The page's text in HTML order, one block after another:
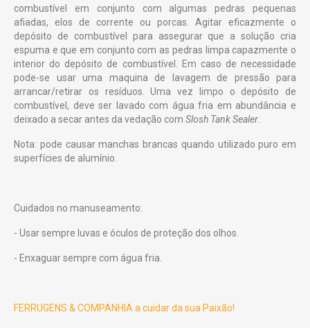
combustível em conjunto com algumas pedras pequenas
afiadas, elos de corrente ou porcas. Agitar eficazmente o
depósito de combustível para assegurar que a solução cria
espuma e que em conjunto com as pedras limpa capazmente o
interior do depósito de combustível. Em caso de necessidade
pode-se usar uma maquina de lavagem de pressão para
arrancar/retirar os resíduos. Uma vez limpo o depósito de
combustível, deve ser lavado com água fria em abundância e
deixado a secar antes da vedação com Slosh Tank Sealer
Nota: pode causar manchas brancas quando utilizado puro em
superfícies de alumínio.
Cuidados no manuseamento:
- Usar sempre luvas e óculos de proteção dos olhos.
- Enxaguar sempre com água fria.
FERRUGENS & COMPANHIA a cuidar da sua Paixão!